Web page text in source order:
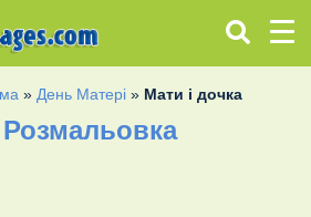
» День Матері » Мати і дочка